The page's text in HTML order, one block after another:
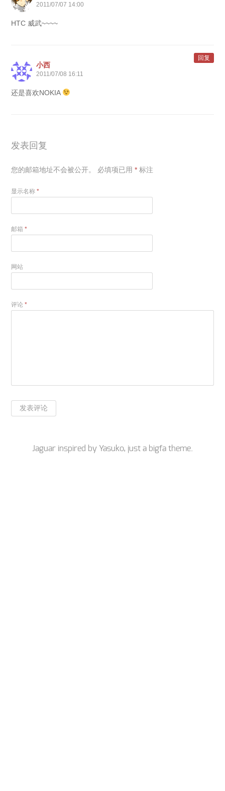
2011/07/07 14:00
HTC 威武~~~~
小西
2011/07/08 16:11
还是喜欢NOKIA
回复
发表回复
您的邮箱地址不会被公开。 必填项已用* 标注
显示名称*
邮箱*
网站
评论*
Jaguar inspired by Yasuko, just a bigfa theme.